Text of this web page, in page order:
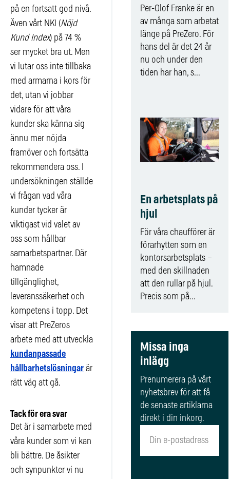
på en fortsatt god nivå.
Även vårt NKI (Nöjd
Kund Index) på 74 %
ser mycket bra ut. Men
vi lutar oss inte tillbaka
med armarna i kors för
det, utan vi jobbar
vidare för att våra
kunder ska känna sig
ännu mer nöjda
framöver och fortsätta
rekommendera oss. I
undersökningen ställde
vi frågan vad våra
kunder tycker är
viktigast vid valet av
oss som hållbar
samarbetspartner. Där
hamnade
tillgänglighet,
leveranssäkerhet och
kompetens i topp. Det
visar att PreZeros
arbete med att utveckla
kundanpassade
hållbarhetslösningar är
rätt väg att gå.
Tack för era svar
Det är i samarbete med
våra kunder som vi kan
bli bättre. De åsikter
och synpunkter vi nu
Per-Olof Franke är en
av många som arbetat
länge på PreZero. För
hans del är det 24 år
nu och under den
tiden har han, s...
En arbetsplats på
hjul
För våra chaufförer är
förarhytten som en
kontorsarbetsplats –
med den skillnaden
att den rullar på hjul.
Precis som på...
Missa inga
inlägg
Prenumerera på vårt
nyhetsbrev för att få
de senaste artiklarna
direkt i din inkorg.